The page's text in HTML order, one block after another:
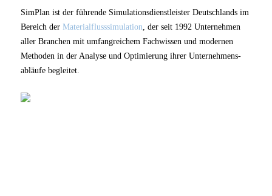
SimPlan ist der führende Simu­lationsdienstleister Deutschlands im
Bereich der Materialfluss­simulation , der seit 1992 Unternehmen
aller Branchen mit umfangreichem Fachwissen und modernen
Methoden in der Analyse und Optimierung ihrer Unternehmens­
abläufe begleitet.